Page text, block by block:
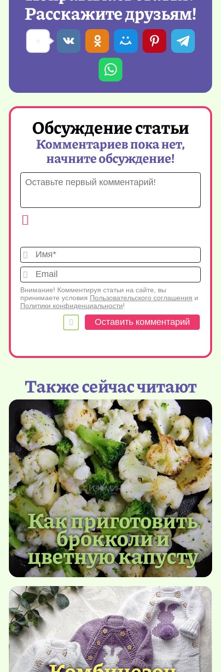
Расскажите друзьям!
Обсуждение статьи
Комментариев пока нет,
начните обсуждение!
Имя*
Внимание! Комментируя статьи на сайте, вы
принимаете условия Пользовательского соглашения и
Политики конфиденциальности!
Также сейчас читают
Как приготовить
брокколи и
цветную капусту